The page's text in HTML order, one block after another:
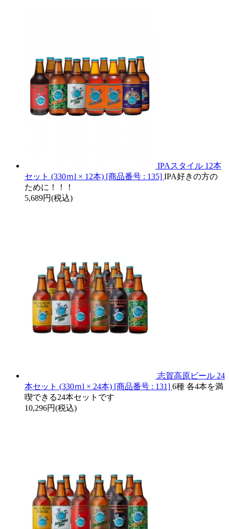
IPAスタイル 12本
セット (330ｍl × 12本) [商品番号 : 135] IPA好きの方の
ために！！！
5,689円(税込)
志賀高原ビール 24
本セット (330ｍl × 24本) [商品番号 : 131] 6種 各4本を満
喫できる24本セットです
10,296円(税込)